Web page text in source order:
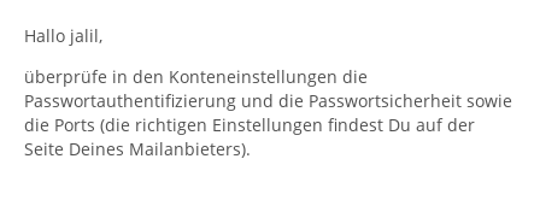
Hallo jalil,
überprüfe in den Konteneinstellungen die
Passwortauthentifizierung und die Passwortsicherheit sowie
die Ports (die richtigen Einstellungen findest Du auf der
Seite Deines Mailanbieters).